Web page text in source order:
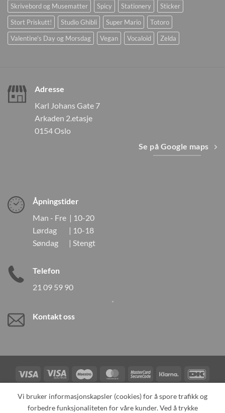
Skrivebord og Musematter
Spicy Stationery
Sticker
Stort Priskutt!
Studio Ghibli Super Mario
Totoro
Valentine's Day og Morsdag
Vegan Vocaloid Zelda
Adresse
Karl Johans Gate 7
Arkaden 2.etasje
0154 Oslo
Se på Google maps
Åpningstider
Man - Fre | 10-20
Lørdag | 10-18
Søndag | Stengt
Telefon
21 09 59 90
Kontakt oss
Visa
Visa
Electron
Maestro MasterCardMasterCard
2
Klarna
Card
TILBAKEKALLINGER KONTAKT OSS OM OSS
Vi bruker informasjonskapsler (cookies) for å spore trafikk og
forbedre funksjonaliteten for våre kunder. Ved å trykke